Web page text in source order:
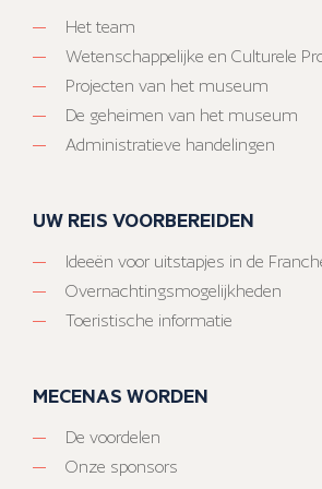
Het team
Wetenschappelijke en Culturele
Projecten van het museum
De geheimen van het museum
Administratieve handelingen
UW REIS VOORBEREIDEN
Ideeën voor uitstapjes in de
Overnachtingsmogelijkheden
Toeristische informatie
MECENAS WORDEN
De voordelen
Onze sponsors